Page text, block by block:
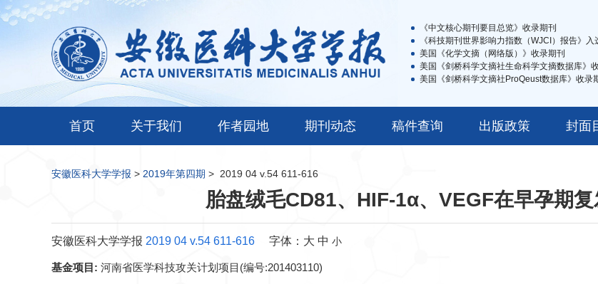
《中文核心期刊要目总览》收录期刊
《科技期刊世界影响力指数（WJCI）报告》入
美国《化学文摘（网络版）》收录期刊
美国《剑桥科学文摘社生命科学文摘数据库》
美国《剑桥科学文摘社ProQeust数据库》收录
首页 关于我们 作者园地 期刊动态 稿件查询 出版政策 封面
安徽医科大学学报 > 2019年第四期 > 2019 04 v.54 611-616
胎盘绒毛CD81、HIF-1α、VEGF在早孕期
安徽医科大学学报 2019 04 v.54 611-616 字体： 大 中 小
基金项目: 河南省医学科技攻关计划项目(编号:201403110)